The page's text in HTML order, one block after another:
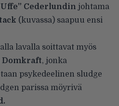
Cederlundin johtama
(kuvassa) saapuu ensi
lavalla soittavat myös
Domkraft, jonka
psykedeelinen sludge
parissa möyrivä